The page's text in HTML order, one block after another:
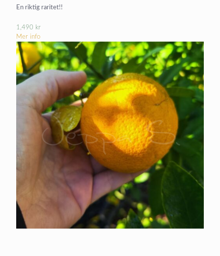
En riktig raritet!!
1,490 kr
Mer info